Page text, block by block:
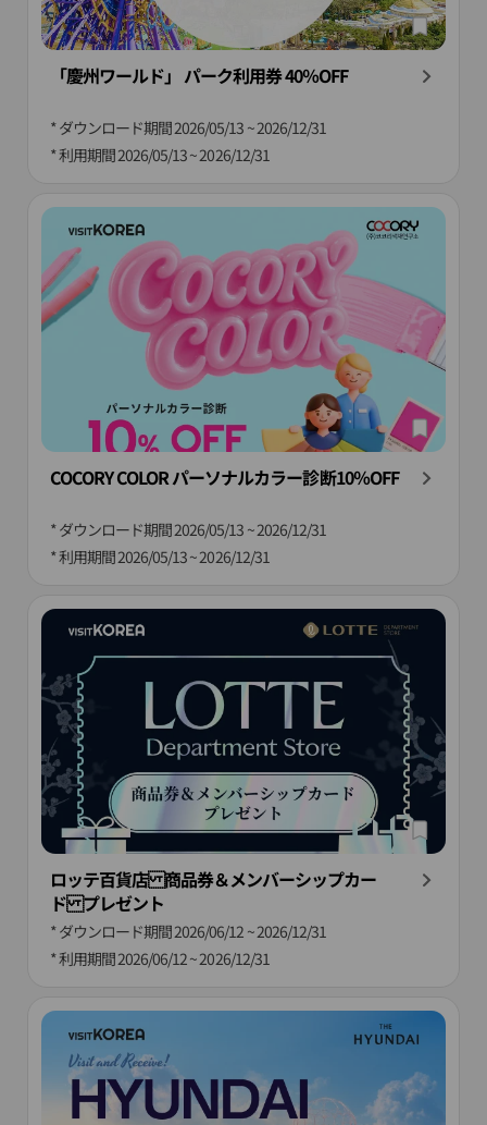
「慶州ワールド」 パーク利用券 40％OFF
* ダウンロード期間2026/05/13 ~ 2026/12/31
* 利用期間2026/05/13 ~ 2026/12/31
COCORY COLOR パーソナルカラー診断10％OFF
* ダウンロード期間2026/05/13 ~ 2026/12/31
* 利用期間2026/05/13 ~ 2026/12/31
ロッテ百貨店 商品券＆メンバーシップカー
ド プレゼント
* ダウンロード期間2026/06/12 ~ 2026/12/31
* 利用期間2026/06/12 ~ 2026/12/31